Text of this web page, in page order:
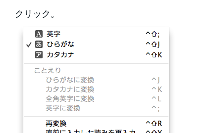
クリック。